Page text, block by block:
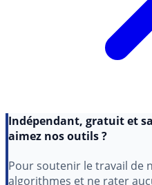
aimez nos outils ?